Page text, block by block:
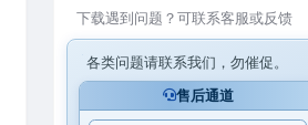
下载遇到问题？可联系客服或反馈
各类问题请联系我们，勿催促。
售后通道